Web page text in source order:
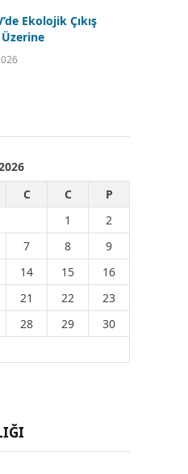
Ekolojik Çıkış
Üzerine
C C
P
1
2
7 8
9
14 15
16
21 22
23
28 29
30